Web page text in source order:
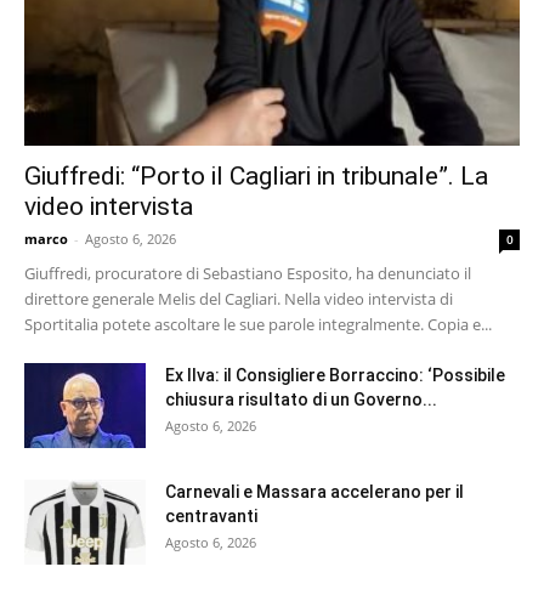
Giuffredi: “Porto il Cagliari in tribunale”. La
video intervista
marco - Agosto 6, 2026 0
Giuffredi, procuratore di Sebastiano Esposito, ha denunciato il
direttore generale Melis del Cagliari. Nella video intervista di
Sportitalia potete ascoltare le sue parole integralmente. Copia e...
Ex Ilva: il Consigliere Borraccino: ‘Possibile
chiusura risultato di un Governo...
Agosto 6, 2026
Carnevali e Massara accelerano per il
centravanti
Agosto 6, 2026